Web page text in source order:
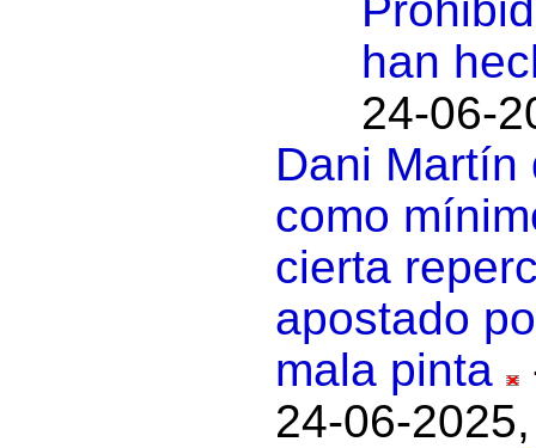
han
24-06-
Dani Martín
como
cierta
apostado
mala pinta
24-06-